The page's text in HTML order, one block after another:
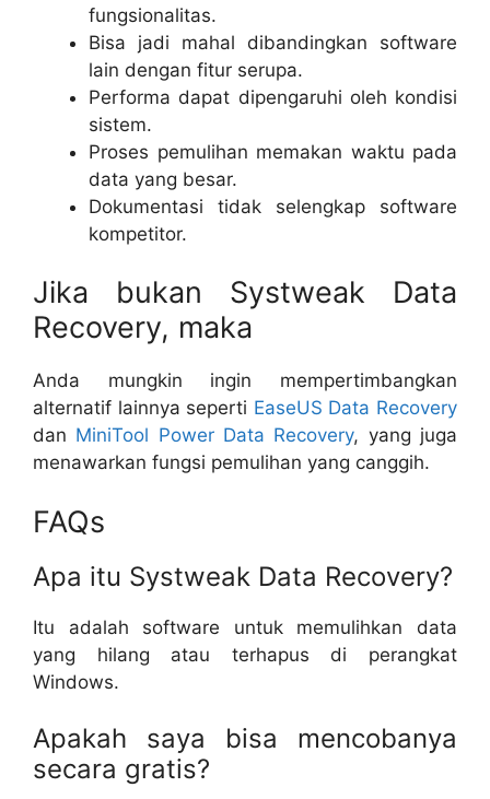
fungsionalitas.
Bisa jadi mahal dibandingkan software
lain dengan fitur serupa.
Performa dapat dipengaruhi oleh kondisi
sistem.
Proses pemulihan memakan waktu pada
data yang besar.
Dokumentasi tidak selengkap software
kompetitor.
Jika bukan Systweak Data
Recovery, maka
Anda mungkin ingin mempertimbangkan
alternatif lainnya seperti EaseUS Data Recovery
dan MiniTool Power Data Recovery, yang juga
menawarkan fungsi pemulihan yang canggih.
FAQs
Apa itu Systweak Data Recovery?
Itu adalah software untuk memulihkan data
yang hilang atau terhapus di perangkat
Windows.
Apakah saya bisa mencobanya
secara gratis?